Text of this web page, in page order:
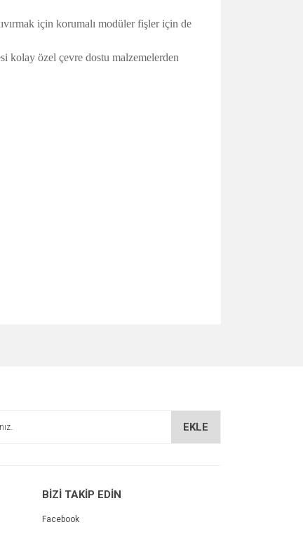
için korumalı modüler fişler için de
kolay özel çevre dostu malzemelerden
EKLE
BİZİ TAKİP EDİN
Facebook